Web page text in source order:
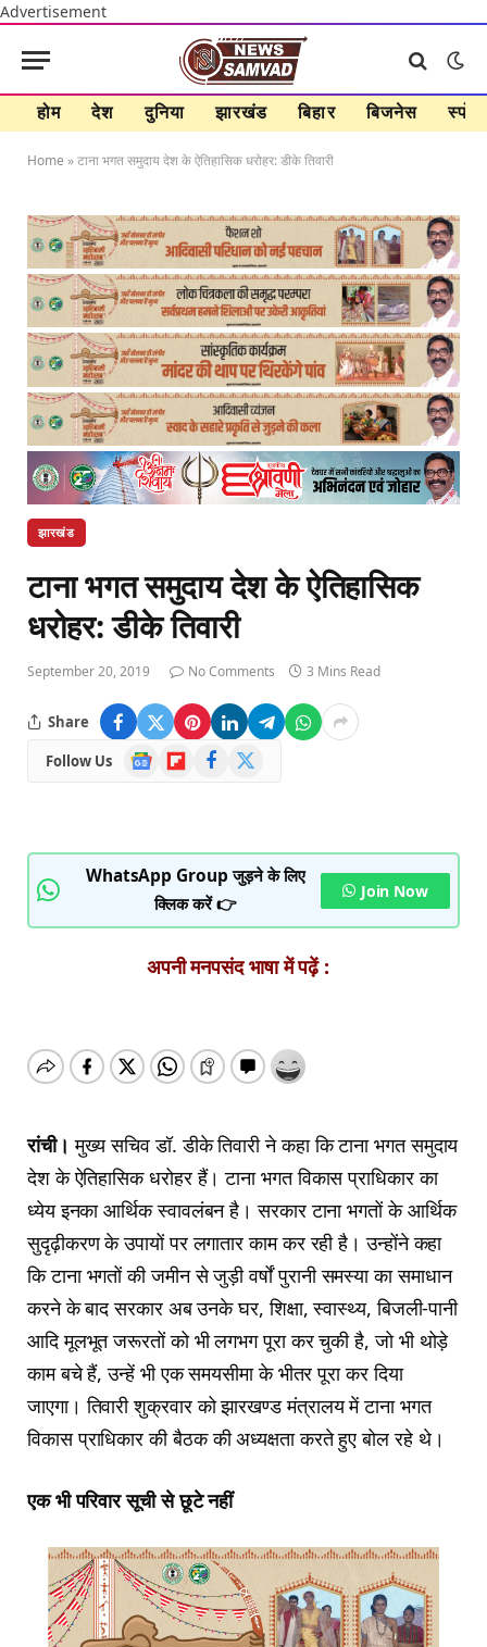
Advertisement
होम देश दुनिया झारखंड बिहार बिजनेस
Home »टाना भगत समुदाय देश के ऐतिहासिक धरोहर: डीके तिवारी
झारखंड
टाना भगत समुदाय देश के ऐतिहासिक
धरोहर: डीके तिवारी
September 20, 2019 No Comments 3 Mins Read
Share
Follow Us
Google
News
FlipboardFacebook
WhatsApp Group जुड़ने के लिए
क्लिक करें 👉
Join Now
अपनी मनपसंद भाषा में पढ़ें :
रांची। मुख्य सचिव डॉ. डीके तिवारी ने कहा कि टाना भगत समुदाय
देश के ऐतिहासिक धरोहर हैं। टाना भगत विकास प्राधिकार का
ध्येय इनका आर्थिक स्वावलंबन है। सरकार टाना भगतों के आर्थिक
सुदृढ़ीकरण के उपायों पर लगातार काम कर रही है। उन्होंने कहा
कि टाना भगतों की जमीन से जुड़ी वर्षों पुरानी समस्या का समाधान
करने के बाद सरकार अब उनके घर, शिक्षा, स्वास्थ्य, बिजली-पानी
आदि मूलभूत जरूरतों को भी लगभग पूरा कर चुकी है, जो भी थोड़े
काम बचे हैं, उन्हें भी एक समयसीमा के भीतर पूरा कर दिया
जाएगा। तिवारी शुक्रवार को झारखण्ड मंत्रालय में टाना भगत
विकास प्राधिकार की बैठक की अध्यक्षता करते हुए बोल रहे थे।
एक भी परिवार सूची से छूटे नहीं